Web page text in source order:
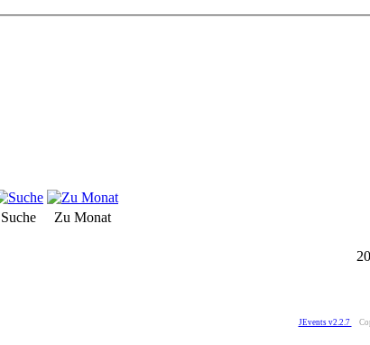
Suche
Zu Monat
JEvents v2.2.7